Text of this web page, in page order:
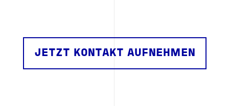
JETZT KONTAKT AUFNEHMEN